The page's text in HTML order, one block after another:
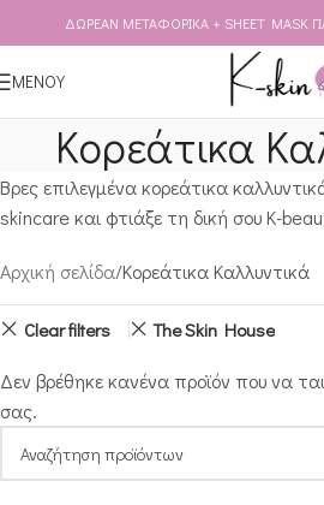
Skip to navigation
Skip to main content
ΔΩΡΕΑΝ ΜΕΤΑΦΟΡΙΚΑ + SHEET MASK
ΜΕΝΟΥ
Κορεάτικα
Βρες επιλεγμένα κορεάτικα
skincare και φτιάξε τη δική σου K-
Αρχική σελίδα Κορεάτικα Καλλυντικά
Clear filters The Skin House
Δεν βρέθηκε κανένα προϊόν που να
σας.